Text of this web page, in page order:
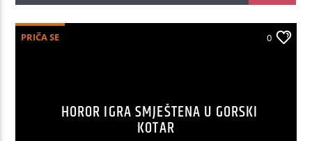
PRIČA SE 0
HOROR IGRA SMJEŠTENA U GORSKI
KOTAR